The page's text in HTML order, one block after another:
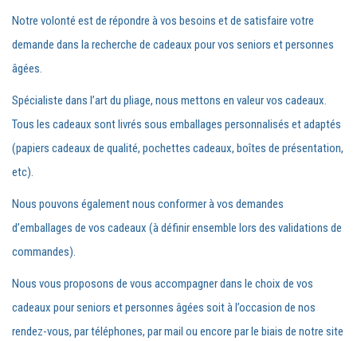
Notre volonté est de répondre à vos besoins et de satisfaire votre
demande dans la recherche de cadeaux pour vos seniors et personnes
âgées.
Spécialiste dans l’art du pliage, nous mettons en valeur vos cadeaux.
Tous les cadeaux sont livrés sous emballages personnalisés et adaptés
(papiers cadeaux de qualité, pochettes cadeaux, boîtes de présentation,
etc).
Nous pouvons également nous conformer à vos demandes
d’emballages de vos cadeaux (à définir ensemble lors des validations de
commandes).
Nous vous proposons de vous accompagner dans le choix de vos
cadeaux pour seniors et personnes âgées soit à l’occasion de nos
rendez-vous, par téléphones, par mail ou encore par le biais de notre site